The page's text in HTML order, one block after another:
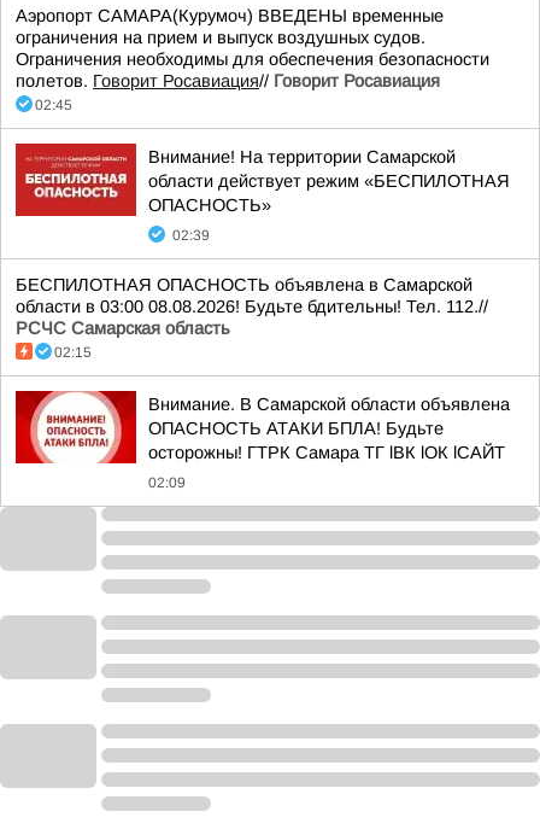
Аэропорт САМАРА(Курумоч) ВВЕДЕНЫ временные
ограничения на прием и выпуск воздушных судов.
Ограничения необходимы для обеспечения безопасности
полетов. Говорит Росавиация// Говорит Росавиация
02:45
Внимание! На территории Самарской
области действует режим «БЕСПИЛОТНАЯ
ОПАСНОСТЬ»
02:39
БЕСПИЛОТНАЯ ОПАСНОСТЬ объявлена в Самарской
области в 03:00 08.08.2026! Будьте бдительны! Тел. 112.//
РСЧС Самарская область
02:15
Внимание. В Самарской области объявлена
ОПАСНОСТЬ АТАКИ БПЛА! Будьте
осторожны! ГТРК Самара ТГ lВК lОК lСАЙТ
02:09